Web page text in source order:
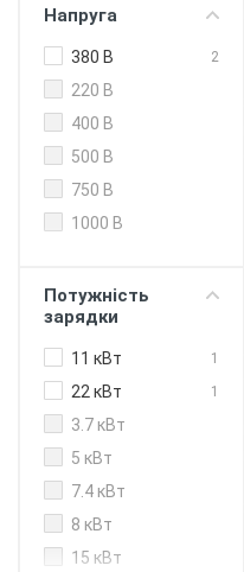
EU ABL
Alfen
Circontrol
EU Heidelberg
Technology
EU KEBA
EU Mennekes
EU NRGkick
EU OnCharger
EU Phoenix
Contact
Напруга
380 В 2
220 В
400 В
500 В
750 В
1000 В
Потужність
зарядки
11 кВт 1
22 кВт 1
3.7 кВт
5 кВт
7.4 кВт
8 кВт
15 кВт